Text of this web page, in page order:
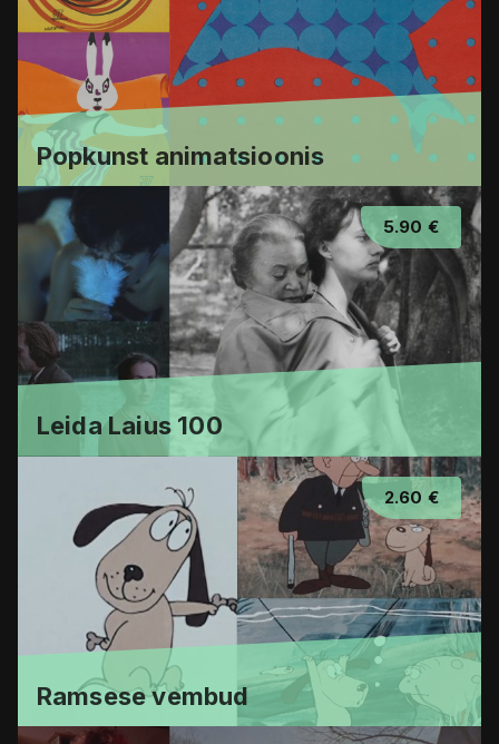
Popkunst animatsioonis
5.90 €
Leida Laius 100
2.60 €
Ramsese vembud